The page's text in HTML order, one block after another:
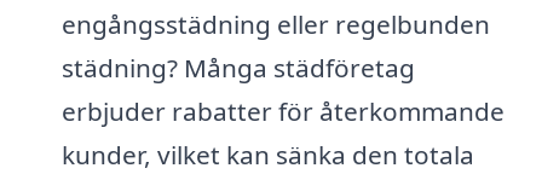
engångsstädning eller regelbunden
städning? Många städföretag
erbjuder rabatter för återkommande
kunder, vilket kan sänka den totala